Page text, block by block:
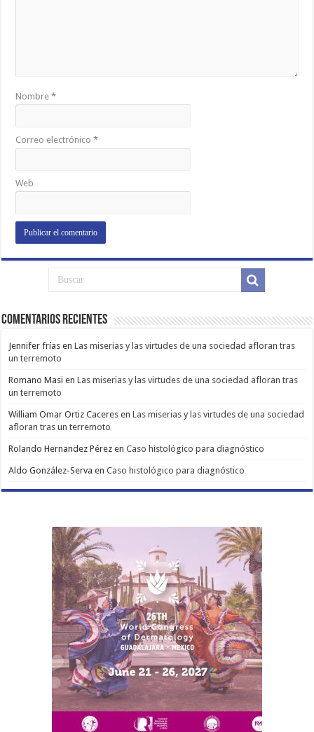
Nombre*
Correo electrónico*
Web
Comentarios Recientes
Jennifer frías enLas miserias y las virtudes de una sociedad afloran tras
un terremoto
Romano Masi enLas miserias y las virtudes de una sociedad afloran tras
un terremoto
William Omar Ortiz Caceres enLas miserias y las virtudes de una sociedad
afloran tras un terremoto
Rolando Hernandez Pérez enCaso histológico para diagnóstico
Aldo González-Serva enCaso histológico para diagnóstico